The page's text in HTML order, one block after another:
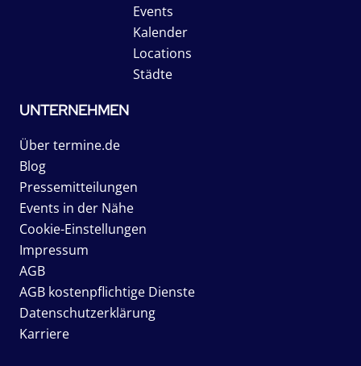
Events
Kalender
Locations
Städte
UNTERNEHMEN
Über termine.de
Blog
Pressemitteilungen
Events in der Nähe
Cookie-Einstellungen
Impressum
AGB
AGB kostenpflichtige Dienste
Datenschutzerklärung
Karriere